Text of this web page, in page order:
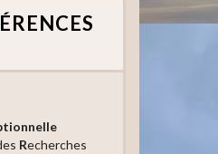
Recherches